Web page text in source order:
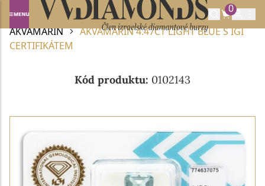
0
Domů
DRAHOKAMY A POLODRAHOKAMY
AKVAMARÍN
AKVAMARÍN 4.47CT LIGHT BLUE S IGI
CERTIFIKÁTEM
Kód produktu: 0102143